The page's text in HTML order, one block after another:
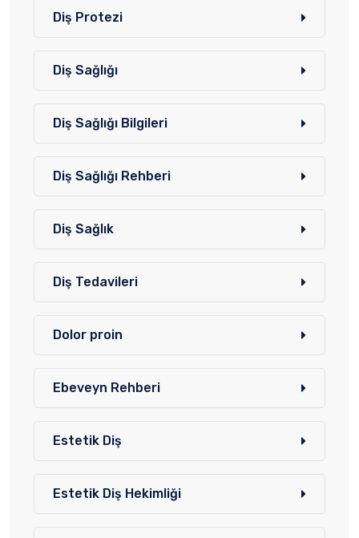
Diş Protezi
Diş Sağlığı
Diş Sağlığı Bilgileri
Diş Sağlığı Rehberi
Diş Sağlık
Diş Tedavileri
Dolor proin
Ebeveyn Rehberi
Estetik Diş
Estetik Diş Hekimliği